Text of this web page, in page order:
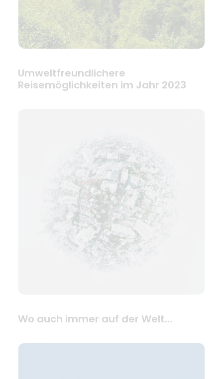
Umweltfreundlichere
Reisemöglichkeiten im Jahr 2023
Wo auch immer auf der Welt…